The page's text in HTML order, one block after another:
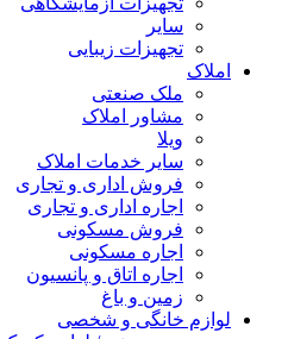
سایر
تجهیزات زیبایی
املاک
ملک صنعتی
مشاور املاک
ویلا
سایر خدمات املاک
فروش اداری و تجاری
اجاره اداری و تجاری
فروش مسکونی
اجاره مسکونی
اجاره اتاق و پانسیون
زمین و باغ
لوازم خانگی و شخصی